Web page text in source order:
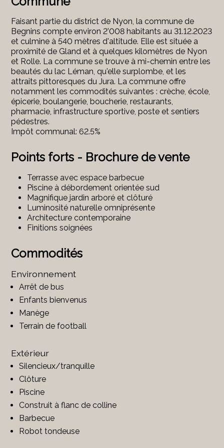
Faisant partie du district de Nyon, la commune de
Begnins compte environ 2’008 habitants au 31.12.2023
et culmine à 540 mètres d'altitude. Elle est située a
proximité de Gland et à quelques kilomètres de Nyon
et Rolle. La commune se trouve à mi-chemin entre les
beautés du lac Léman, qu'elle surplombe, et les
attraits pittoresques du Jura. La commune offre
notamment les commodités suivantes : crèche, école,
épicerie, boulangerie, boucherie, restaurants,
pharmacie, infrastructure sportive, poste et sentiers
pédestres.
Impôt communal: 62.5%
Points forts - Brochure de vente
Terrasse avec espace barbecue
Piscine à débordement orientée sud
Magnifique jardin arboré et clôturé
Luminosité naturelle omniprésente
Architecture contemporaine
Finitions soignées
Commodités
Environnement
Arrêt de bus
Enfants bienvenus
Manège
Terrain de football
Extérieur
Silencieux/tranquille
Clôture
Piscine
Construit à flanc de colline
Barbecue
Robot tondeuse